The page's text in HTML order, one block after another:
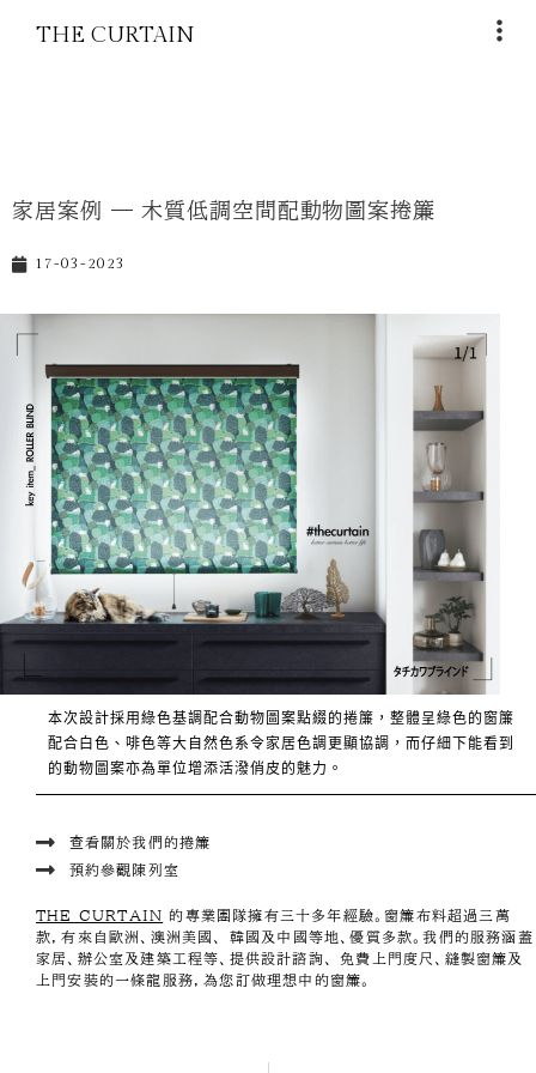
THE CURTAIN
家居案例 — 木質低調空間配動物圖案捲簾
17-03-2023
本次設計採用綠色基調配合動物圖案點綴的捲簾，整體呈綠色的窗簾
配合白色、啡色等大自然色系令家居色調更顯協調，而仔細下能看到
的動物圖案亦為單位增添活潑俏皮的魅力。
查看關於我們的捲簾
預約參觀陳列室
THE CURTAIN 的專業團隊擁有三十多年經驗。窗簾布料超過三萬
款，有來自歐洲、澳洲美國、 韓國及中國等地、優質多款。我們的服務涵蓋
家居、辦公室及建築工程等、提供設計諮詢、 免費上門度尺、縫製窗簾及
上門安裝的一條龍服務，為您訂做理想中的窗簾。